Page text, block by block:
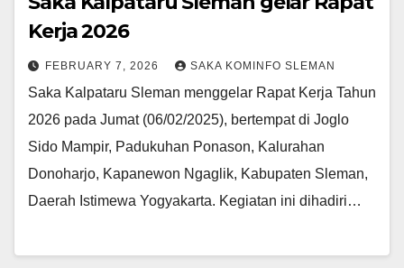
Kerja 2026
FEBRUARY 7, 2026 SAKA KOMINFO SLEMAN
Saka Kalpataru Sleman menggelar Rapat Kerja Tahun
2026 pada Jumat (06/02/2025), bertempat di Joglo
Sido Mampir, Padukuhan Ponason, Kalurahan
Donoharjo, Kapanewon Ngaglik, Kabupaten Sleman,
Daerah Istimewa Yogyakarta. Kegiatan ini dihadiri…